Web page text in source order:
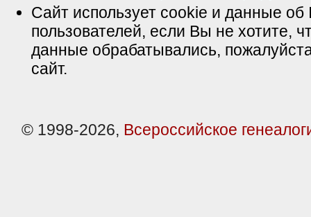
Сайт использует cookie и данные об
пользователей, если Вы не хотите,
данные обрабатывались,
сайт.
© 1998-2026, Всероссийское